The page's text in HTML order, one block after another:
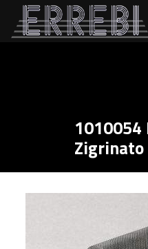
Zigrinato